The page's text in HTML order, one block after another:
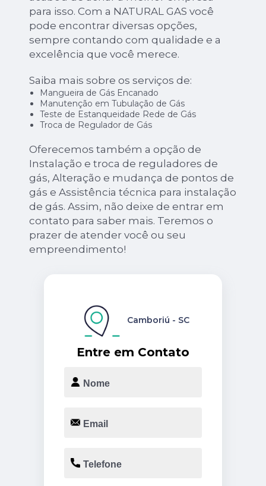
para isso. Com a NATURAL GAS você
pode encontrar diversas opções,
sempre contando com qualidade e a
excelência que você merece.
Saiba mais sobre os serviços de:
Mangueira de Gás Encanado
Manutenção em Tubulação de Gás
Teste de Estanqueidade Rede de Gás
Troca de Regulador de Gás
Oferecemos também a opção de
Instalação e troca de reguladores de
gás, Alteração e mudança de pontos de
gás e Assistência técnica para instalação
de gás. Assim, não deixe de entrar em
contato para saber mais. Teremos o
prazer de atender você ou seu
empreendimento!
Entre em Contato
Camboriú - SC